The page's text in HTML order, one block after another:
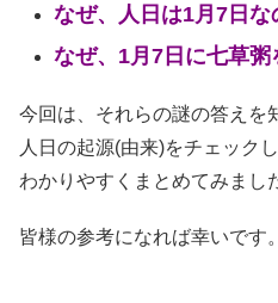
なぜ、人日は1月7日な
なぜ、1月7日に七草粥
今回は、それらの謎の答えを
人日の起源(由来)をチェックし
わかりやすくまとめてみまし
皆様の参考になれば幸いです。